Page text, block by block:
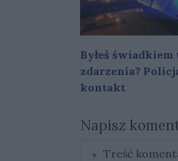
Byłeś świadkiem
zdarzenia?
kontakt
Napisz
Treść